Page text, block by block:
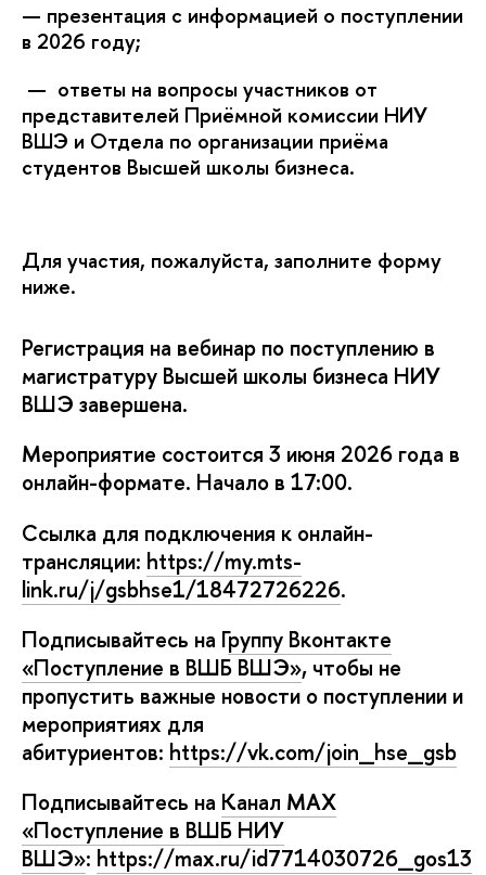
— презентация с информацией о поступлении
2026 году;
— ответы на вопросы участников от
представителей Приёмной комиссии НИУ
ШЭ и Отдела по организации приёма
студентов Высшей школы бизнеса.
Для участия, пожалуйста, заполните форму
ниже.
Регистрация на вебинар по поступлению
магистратуру Высшей школы бизнеса НИУ
ШЭ завершена.
Мероприятие состоится 3 июня 2026 года
онлайн-формате. Начало в 17:00.
Ссылка для подключения к онлайн-
трансляции: https://my.mts-
link.ru/j/gsbhse1/18472726226.
Подписывайтесь на Группу Вконтакте
«Поступление в ВШБ ВШЭ», чтобы не
пропустить важные новости о поступлении и
мероприятиях для
абитуриентов: https://vk.com/join_hse_gsb
Подписывайтесь на Канал MAX
«Поступление в ВШБ НИУ
ШЭ»: https://max.ru/id7714030726_gos13